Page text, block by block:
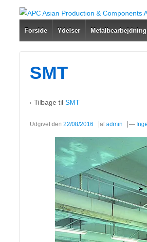
Forside Ydelser Metalbearbejdning
SMT
‹ Tilbage til SMT
Udgivet den 22/08/2016 afadmin —